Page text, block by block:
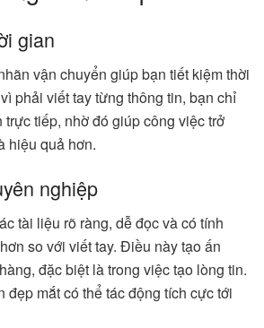
gian
vận chuyển giúp bạn tiết kiệm thời
phải viết tay từng thông tin, bạn chỉ
tiếp, nhờ đó giúp công việc trở
hiệu quả hơn.
nghiệp
tài liệu rõ ràng, dễ đọc và có tính
so với viết tay. Điều này tạo ấn
đặc biệt là trong việc tạo lòng tin.
đẹp mắt có thể tác động tích cực tới